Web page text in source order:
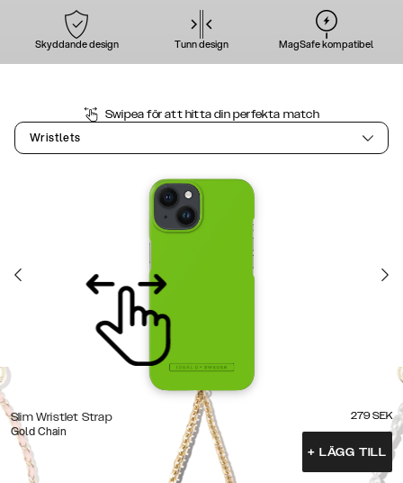
Skyddande design Tunn design MagSafe kompatibel
Swipea för att hitta din perfekta match
Wristlets
Slim Wristlet Strap
Gold Chain
279 SEK
+ LÄGG TILL